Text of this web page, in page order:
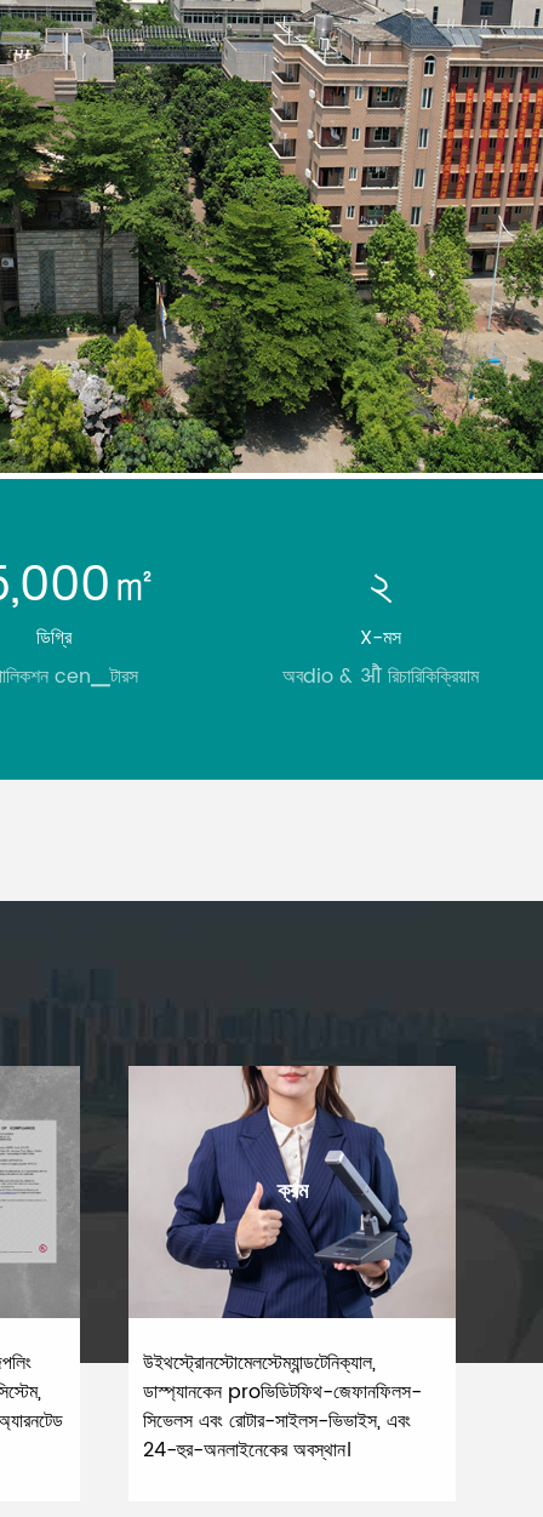
㎡
ডিগ্রি
cen▁টারস
২
X-মস
অবdio & औ রিচারিকিক্রিয়াম
ক্রম
উইথস্ট্রোনস্টোমেলস্টেম্যান্ডটেনিক্যাল,
ডাস্প্যানকেন proভিডিটফিথ-জেফানফিলস-
সিভেলস এবং রোটার-সাইলস-ভিভাইস, এবং
24-হুর-অনলাইনেকের অবস্থান।